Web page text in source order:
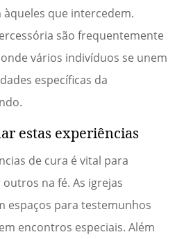
que intercedem.
são frequentemente
vários indivíduos se unem
específicas da
estas experiências
de cura é vital para
na fé. As igrejas
espaços para testemunhos
encontros especiais. Além